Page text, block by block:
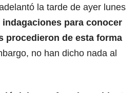
la tarde de ayer lunes
indagaciones para conocer
procedieron de esta forma
no han dicho nada al